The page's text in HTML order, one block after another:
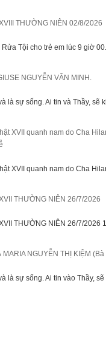
THƯỜNG NIÊN 02/8/2026
Tội cho trẻ em lúc 9 giờ
NGUYỄN VĂN MINH.
là sự sống. Ai tin và Thầy, sẽ
XVII quanh nam do Cha
XVII quanh nam do Cha
THƯỜNG NIÊN 26/7/2026
THƯỜNG NIÊN 26/7/2026
NGUYỄN THỊ KIỆM
là sự sống. Ai tin vào Thầy, sẽ